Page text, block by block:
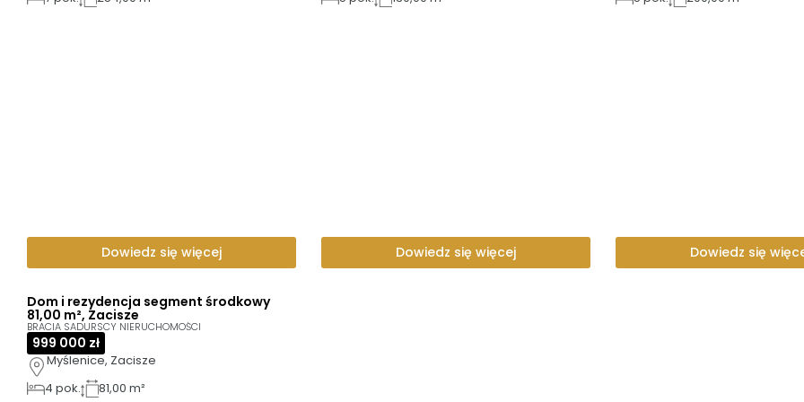
Dowiedz się więcej Dowiedz się więcej Dowiedz się
Dom i rezydencja segment środkowy
81,00 m², Zacisze
BRACIA SADURSCY NIERUCHOMOŚCI
999 000 zł
Myślenice, Zacisze
4 pok. 81,00 m²